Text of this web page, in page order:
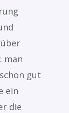
man
gut
ein
die